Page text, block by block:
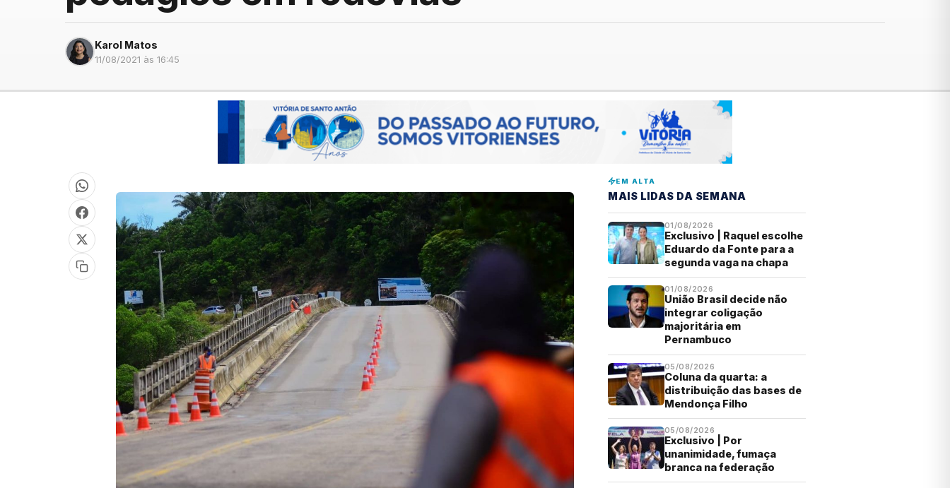
Karol Matos
11/08/2021 às 16:45
EM ALTA
MAIS LIDAS DA SEMANA
01/08/2026
Exclusivo | Raquel escolhe
Eduardo da Fonte para a
segunda vaga na chapa
01/08/2026
União Brasil decide não
integrar coligação
majoritária em
Pernambuco
05/08/2026
Coluna da quarta: a
distribuição das bases de
Mendonça Filho
05/08/2026
Exclusivo | Por
unanimidade, fumaça
branca na federação